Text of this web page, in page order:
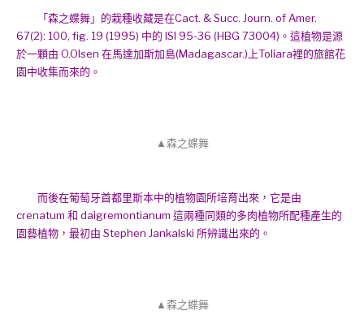
「森之蝶舞」的栽種收藏是在Cact. & Succ. Journ. of Amer.
67(2): 100, fig. 19 (1995) 中的 ISI 95-36 (HBG 73004)。這植物是源
於一顆由 O.Olsen 在馬達加斯加島(Madagascar.)上Toliara裡的旅館花
園中收集而來的。
▲森之蝶舞
而後在葡萄牙首都里斯本中的植物園所培育出來，它是由
crenatum 和 daigremontianum 這兩種同類的多肉植物所配種產生的
園藝植物，最初由 Stephen Jankalski 所辨識出來的。
▲森之蝶舞